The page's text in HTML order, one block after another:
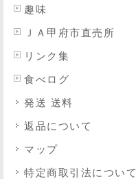
趣味
ＪＡ甲府市直売所
リンク集
食べログ
発送 送料
返品について
マップ
特定商取引法について